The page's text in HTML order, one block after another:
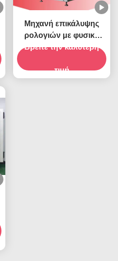
Μηχανή επικάλυψης
ρολογιών με φυσική
αποσύνθεση ατμών
Βρείτε την καλύτερη
τιμή